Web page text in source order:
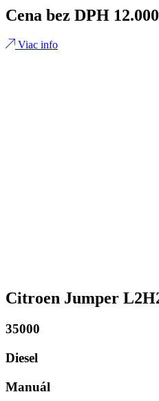
Cena bez DPH
Viac info
Citroen Jumper
35000
Diesel
Manuál